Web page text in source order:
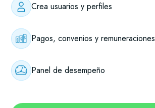
Panel de desempeño
Crea usuarios y perfiles
Pagos, convenios y remuneraciones